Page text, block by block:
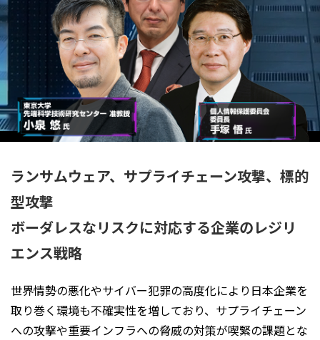
ランサムウェア、サプライチェーン攻撃、標的
型攻撃
ボーダレスなリスクに対応する企業のレジリ
エンス戦略
世界情勢の悪化やサイバー犯罪の高度化により日本企業を
取り巻く環境も不確実性を増しており、サプライチェーン
への攻撃や重要インフラへの脅威の対策が喫緊の課題とな